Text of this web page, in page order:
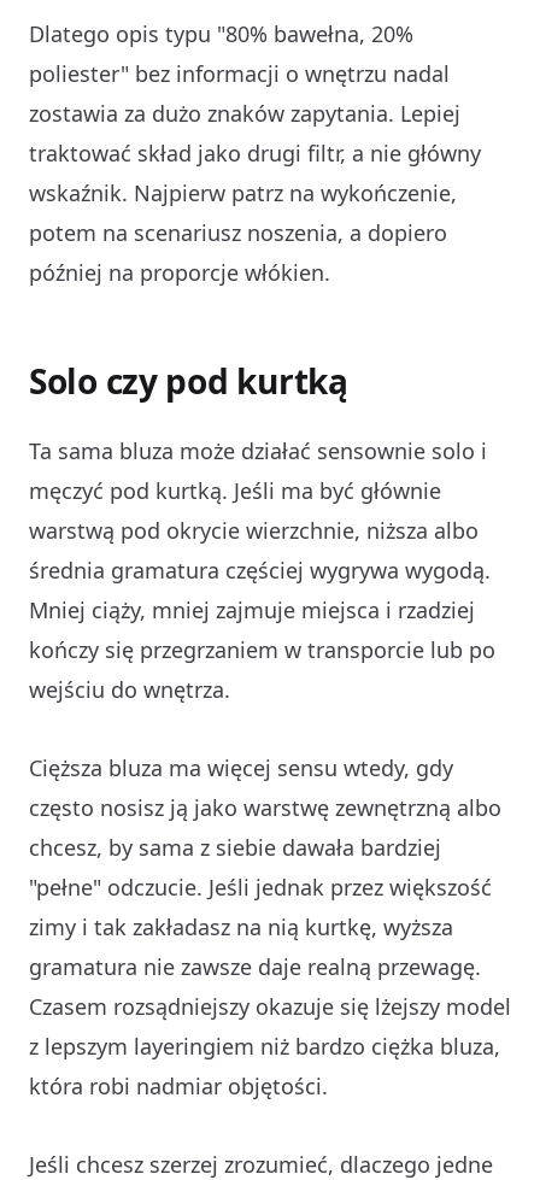
Dlatego opis typu "80% bawełna, 20%
poliester" bez informacji o wnętrzu nadal
zostawia za dużo znaków zapytania. Lepiej
traktować skład jako drugi filtr, a nie główny
wskaźnik. Najpierw patrz na wykończenie,
potem na scenariusz noszenia, a dopiero
później na proporcje włókien.
Solo czy pod kurtką
Ta sama bluza może działać sensownie solo i
męczyć pod kurtką. Jeśli ma być głównie
warstwą pod okrycie wierzchnie, niższa albo
średnia gramatura częściej wygrywa wygodą.
Mniej ciąży, mniej zajmuje miejsca i rzadziej
kończy się przegrzaniem w transporcie lub po
wejściu do wnętrza.
Cięższa bluza ma więcej sensu wtedy, gdy
często nosisz ją jako warstwę zewnętrzną albo
chcesz, by sama z siebie dawała bardziej
"pełne" odczucie. Jeśli jednak przez większość
zimy i tak zakładasz na nią kurtkę, wyższa
gramatura nie zawsze daje realną przewagę.
Czasem rozsądniejszy okazuje się lżejszy model
z lepszym layeringiem niż bardzo ciężka bluza,
która robi nadmiar objętości.
Jeśli chcesz szerzej zrozumieć, dlaczego jedne